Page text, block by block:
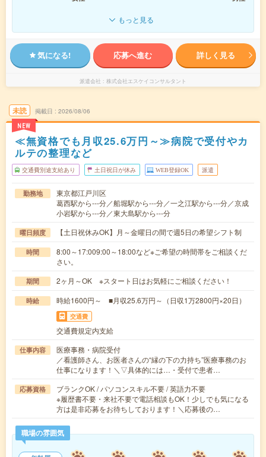
もっと見る
気になる! 応募へ進む 詳しく見る
派遣会社 株式会社エスケイコンサルタント
未読
NEW
掲載日 2026/08/06
≪無資格でも月収25.6万円～≫病院で受付やカ
ルテの整理など
交通費別途支給あり 土日祝日が休み WEB登録OK 派遣
勤務地
東京都江戸川区
葛西駅から---分／船堀駅から---分／一之江駅から---分／京成
小岩駅から---分／東大島駅から---分
曜日頻度 【土日祝休みOK】月～金曜日の間で週5日の希望シフト制
時間
8:00～17:009:00～18:00など※ご希望の時間帯をご相談くだ
さい。
期間 2ヶ月～OK ※スタート日はお気軽にご相談ください！
時給 時給1600円～ ■月収25.6万円～（日収1万2800円×20日）
交通費
交通費規定内支給
仕事内容
医療事務・病院受付
／看護師さん、お医者さんの“縁の下の力持ち”医療事務のお
仕事になります！＼▽具体的には…・受付で患者…
応募資格
ブランクOK / パソコンスキル不要 / 英語力不要
※履歴書不要・来社不要で電話相談もOK！少しでも気になる
方は是非応募をお待ちしております！＼応募後の…
職場の雰囲気